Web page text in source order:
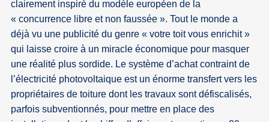
clairement inspiré du modèle européen de la
« concurrence libre et non faussée ». Tout le monde a
déjà vu une publicité du genre « votre toit vous enrichit »
qui laisse croire à un miracle économique pour masquer
une réalité plus sordide. Le système d’achat contraint de
l’électricité photovoltaique est un énorme transfert vers les
propriétaires de toiture dont les travaux sont défiscalisés,
parfois subventionnés, pour mettre en place des